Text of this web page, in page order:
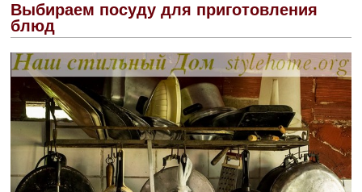
Выбираем посуду для приготовления
блюд